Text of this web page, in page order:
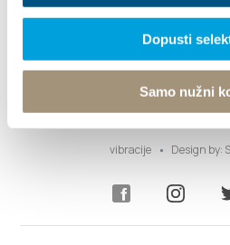
Dopusti
Samo nužni
Info
Tourist office
vibracije
Design by: